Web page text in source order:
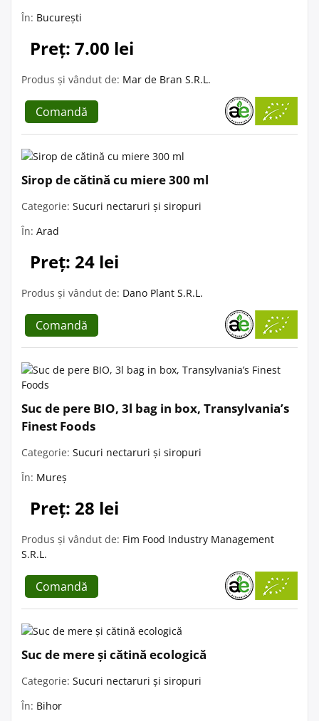
În: București
Preț: 7.00 lei
Produs și vândut de: Mar de Bran S.R.L.
Comandă
Sirop de cătină cu miere 300 ml
Categorie: Sucuri nectaruri și siropuri
În: Arad
Preț: 24 lei
Produs și vândut de: Dano Plant S.R.L.
Comandă
Suc de pere BIO, 3l bag in box, Transylvania’s
Finest Foods
Categorie: Sucuri nectaruri și siropuri
În: Mureș
Preț: 28 lei
Produs și vândut de: Fim Food Industry Management
S.R.L.
Comandă
Suc de mere și cătină ecologică
Categorie: Sucuri nectaruri și siropuri
În: Bihor